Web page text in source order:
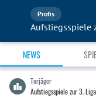
Profis
Aufstiegsspiele
NEWS
Torjäger
Aufstiegsspiele zur 3. Liga